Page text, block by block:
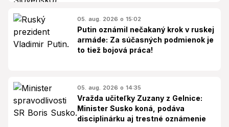
05. aug. 2026 o 15:02
Putin oznámil nečakaný krok v ruskej
armáde: Za súčasných podmienok je
to tiež bojová práca!
05. aug. 2026 o 14:35
Vražda učiteľky Zuzany z Gelnice:
Minister Susko koná, podáva
disciplinárku aj trestné oznámenie